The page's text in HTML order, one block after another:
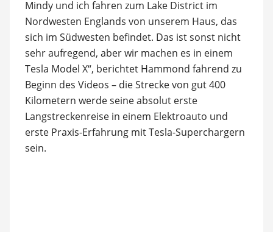
Mindy und ich fahren zum Lake District im
Nordwesten Englands von unserem Haus, das
sich im Südwesten befindet. Das ist sonst nicht
sehr aufregend, aber wir machen es in einem
Tesla Model X“, berichtet Hammond fahrend zu
Beginn des Videos – die Strecke von gut 400
Kilometern werde seine absolut erste
Langstreckenreise in einem Elektroauto und
erste Praxis-Erfahrung mit Tesla-Superchargern
sein.